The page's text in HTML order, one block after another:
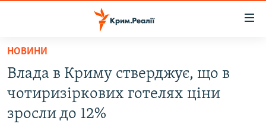
Перейти
основного
матеріалу
до
ВОДА.КРИМ
ВІДЕО ТА ФОТО
НОВИНИ
Влада в Криму стверджує, що в
чотиризіркових готелях ціни
зросли до 12%